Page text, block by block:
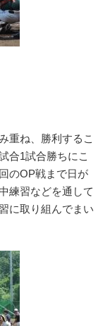
重ね、勝利するこ
合1試合勝ちにこ
のOP戦まで日が
練習などを通して
に取り組んでまい